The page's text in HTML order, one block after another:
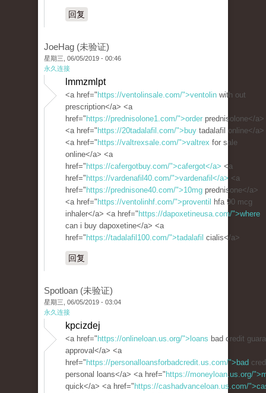
回复
JoeHag (未验证)
星期三, 06/05/2019 - 00:46
永久连接
lmmzmlpt
<a href=" https://ventolinsale.com/">ventolin with out
prescription</a> <a
href=" https://prednisolone1.com/">order prednisolone</a>
<a href=" https://20tadalafil.com/">buy tadalafil online</a>
<a href=" https://valtrexsale.com/">valtrex for sale
online</a> <a
href=" https://cafergotbuy.com/">cafergot</a> <a
href=" https://vardenafil40.com/">vardenafil</a> <a
href=" https://prednisone40.com/">10mg prednisone</a>
<a href=" https://ventolinhf.com/">proventil
hfa 90 mcg
inhaler</a> <a href=" https://dapoxetineusa.com/">where
can i buy dapoxetine</a> <a
href=" https://tadalafil100.com/">tadalafil cialis</a>
回复
Spotloan (未验证)
星期三, 06/05/2019 - 03:04
永久连接
kpcizdej
<a href=" https://onlineloan.us.org/">loans bad credit
approval</a> <a
href=" https://personalloansforbadcredit.us.com/">bad
personal loans</a> <a href=" https://moneyloan.us.org/
quick</a> <a href=" https://cashadvanceloan.us.com/